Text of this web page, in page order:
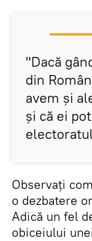
"Dacă
din
avem şi
şi că ei
Observați
o dezbatere
Adică un fel
obiceiului